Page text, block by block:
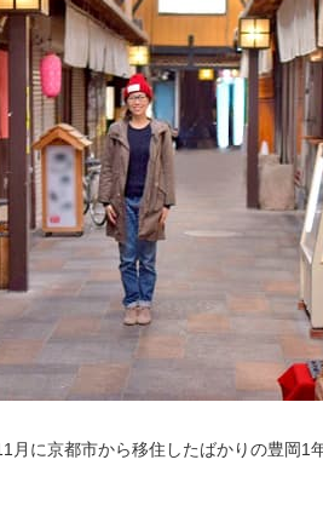
月に京都市から移住したばかりの豊岡1